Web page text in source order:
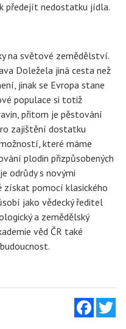
předejít nedostatku jídla.
na světové zemědělství.
Doležela jiná cesta než
jinak se Evropa stane
populace si totiž
přitom je pěstování
zajištění dostatku
které máme
plodin přizpůsobených
odrůdy s novými
pomocí klasického
jako vědecký ředitel
a zemědělský
věd ČR také